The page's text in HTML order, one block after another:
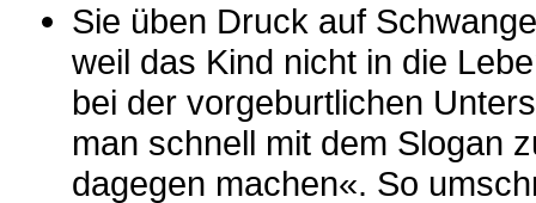
Sie üben Druck auf
weil das Kind nicht in die
bei der vorgeburtlichen
man schnell mit dem Slogan
dagegen machen«. So